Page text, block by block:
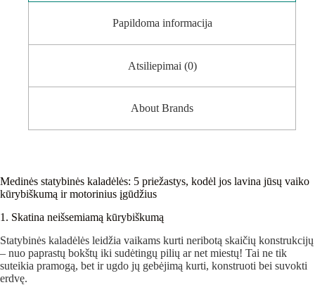
Papildoma informacija
Atsiliepimai (0)
About Brands
Medinės statybinės kaladėlės: 5 priežastys, kodėl jos lavina jūsų vaiko
kūrybiškumą ir motorinius įgūdžius
1. Skatina neišsemiamą kūrybiškumą
Statybinės kaladėlės leidžia vaikams kurti neribotą skaičių konstrukcijų
– nuo paprastų bokštų iki sudėtingų pilių ar net miestų! Tai ne tik
suteikia pramogą, bet ir ugdo jų gebėjimą kurti, konstruoti bei suvokti
erdvę.